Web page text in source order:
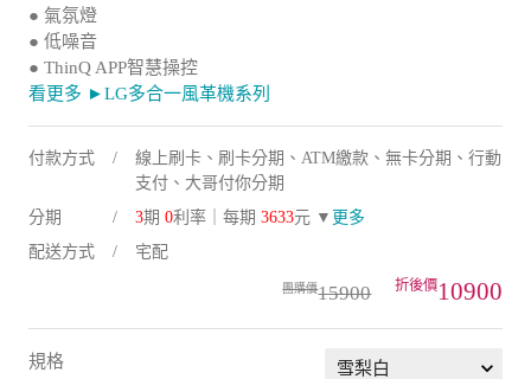
● 氣氛燈
● 低噪音
● ThinQ APP智慧操控
看更多 ►LG多合一風革機系列
付款方式
線上刷卡、刷卡分期、ATM繳款、無卡分期、行動
支付、大哥付你分期
分期
3期 0利率｜每期 3633元 ▼ 更多
配送方式
宅配
15900 10900
規格